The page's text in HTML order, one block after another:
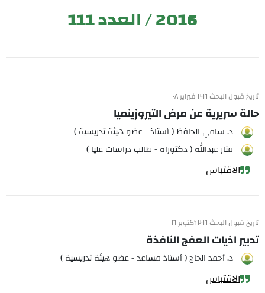
2016 / العدد 111
تاريخ قبول البحث ٢٠١٦ فبراير ٠٨
حالة سريرية عن مرض التيروزينميا
د. سامي الحافظ ( أستاذ - عضو هيئة تدريسية )
منار عبدالله ( دكتوراه - طالب دراسات عليا )
الاقتباس
تاريخ قبول البحث ٢٠١٦ أكتوبر ١٦
تدبير اذيات العفج النافذة
د. أحمد الحاج ( أستاذ مساعد - عضو هيئة تدريسية )
الاقتباس